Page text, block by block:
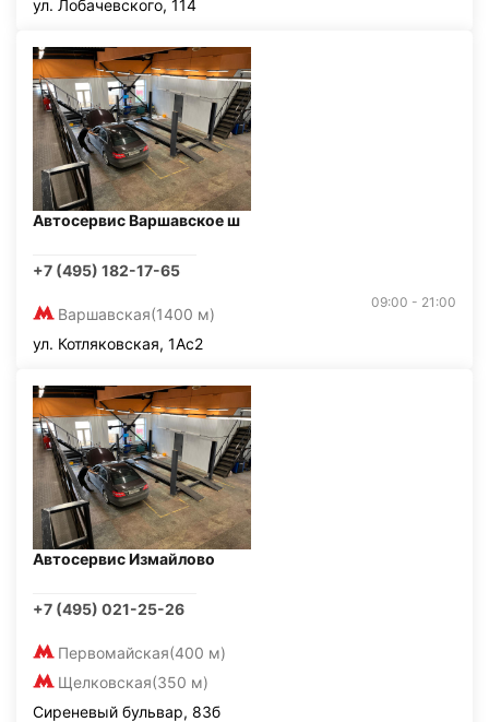
ул. Лобачевского, 114
Автосервис Варшавское ш
+7 (495) 182-17-65
Варшавская(1400 м)
09:00 - 21:00
ул. Котляковская, 1Ас2
Автосервис Измайлово
+7 (495) 021-25-26
Первомайская(400 м)
Щелковская(350 м)
Сиреневый бульвар, 83б